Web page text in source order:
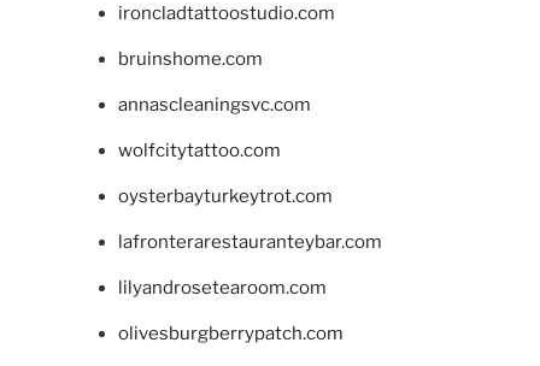
ironcladtattoostudio.com
bruinshome.com
annascleaningsvc.com
wolfcitytattoo.com
oysterbayturkeytrot.com
lafronterarestauranteybar.com
lilyandrosetearoom.com
olivesburgberrypatch.com